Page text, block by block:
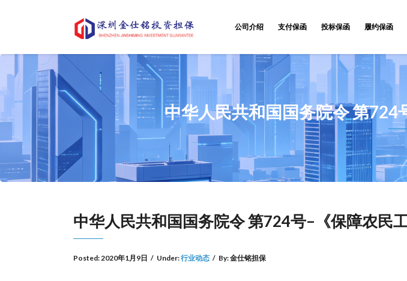
公司介绍 支付保函 投标保函 履约保函
中华人民共和国国务院令 第724
中华人民共和国国务院令 第724号–《保障农民
Posted:2020年1月9日 / Under:行业动态 / By:金仕铭担保